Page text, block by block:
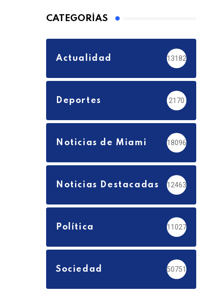
CATEGORÍAS
Actualidad 13182
Deportes 2170
Noticias de Miami 18096
Noticias Destacadas 12463
Política 11027
Sociedad 50751